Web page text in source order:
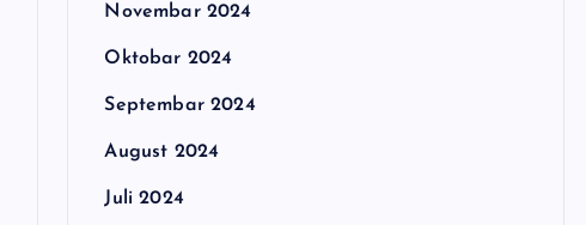
Novembar 2024
Oktobar 2024
Septembar 2024
August 2024
Juli 2024